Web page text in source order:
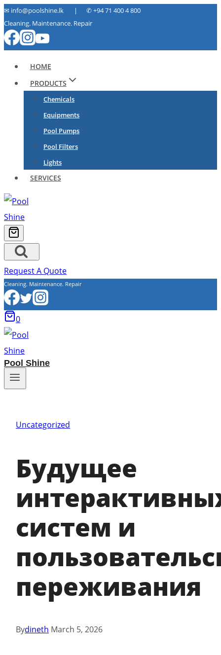
Skip
to
content
✉ info@poolshine.lk | ✆+94 71 400 4 800
Cleaning. Maintenance. Repair
HOME
PRODUCTS
Chemicals
Equipments
Pool Pumps
Pool Filters
Lights
SERVICES
Request A Quote
Cleaning. Maintenance. Repair
0
Pool Shine
Uncategorized
Будущее
систем и
переживания
Bydineth March 5, 2026